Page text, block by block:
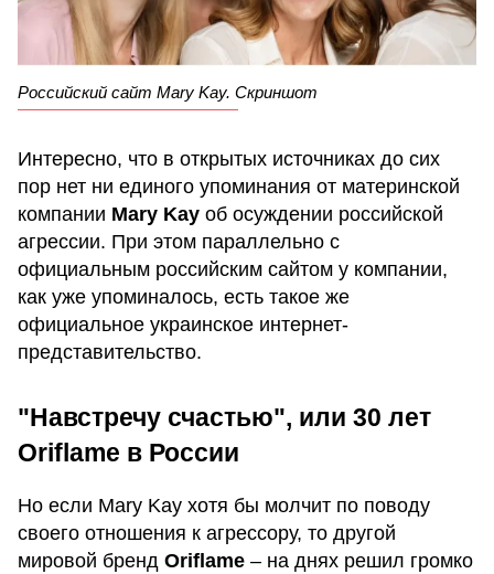
Российский сайт Mary Kay. Скриншот
Интересно, что в открытых источниках до сих
пор нет ни единого упоминания от материнской
компании Mary Kay об осуждении российской
агрессии. При этом параллельно с
официальным российским сайтом у компании,
как уже упоминалось, есть такое же
официальное украинское интернет-
представительство.
"Навстречу счастью", или 30 лет
Oriflame в России
Но если Mary Kay хотя бы молчит по поводу
своего отношения к агрессору, то другой
мировой бренд Oriflame – на днях решил громко